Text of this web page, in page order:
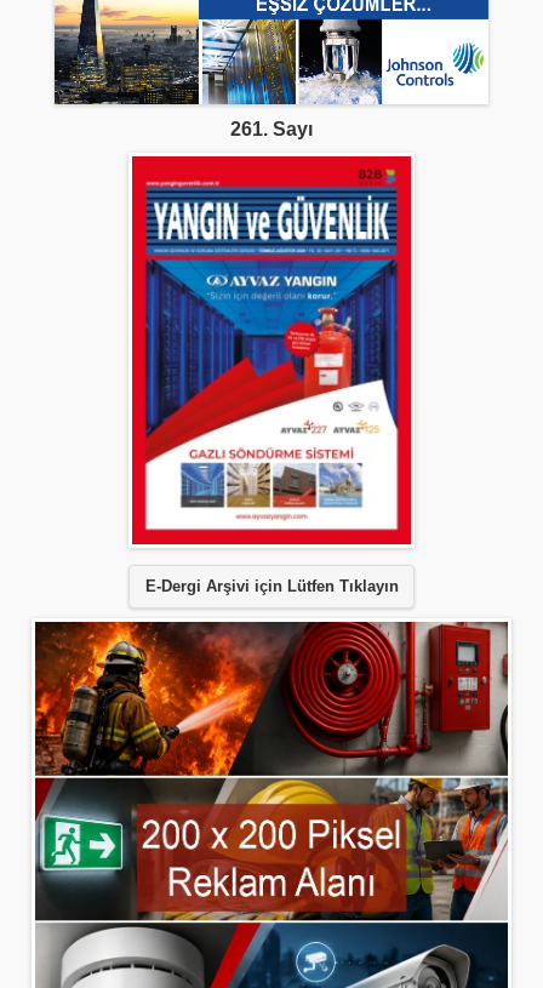
261. Sayı
E-Dergi Arşivi için Lütfen Tıklayın